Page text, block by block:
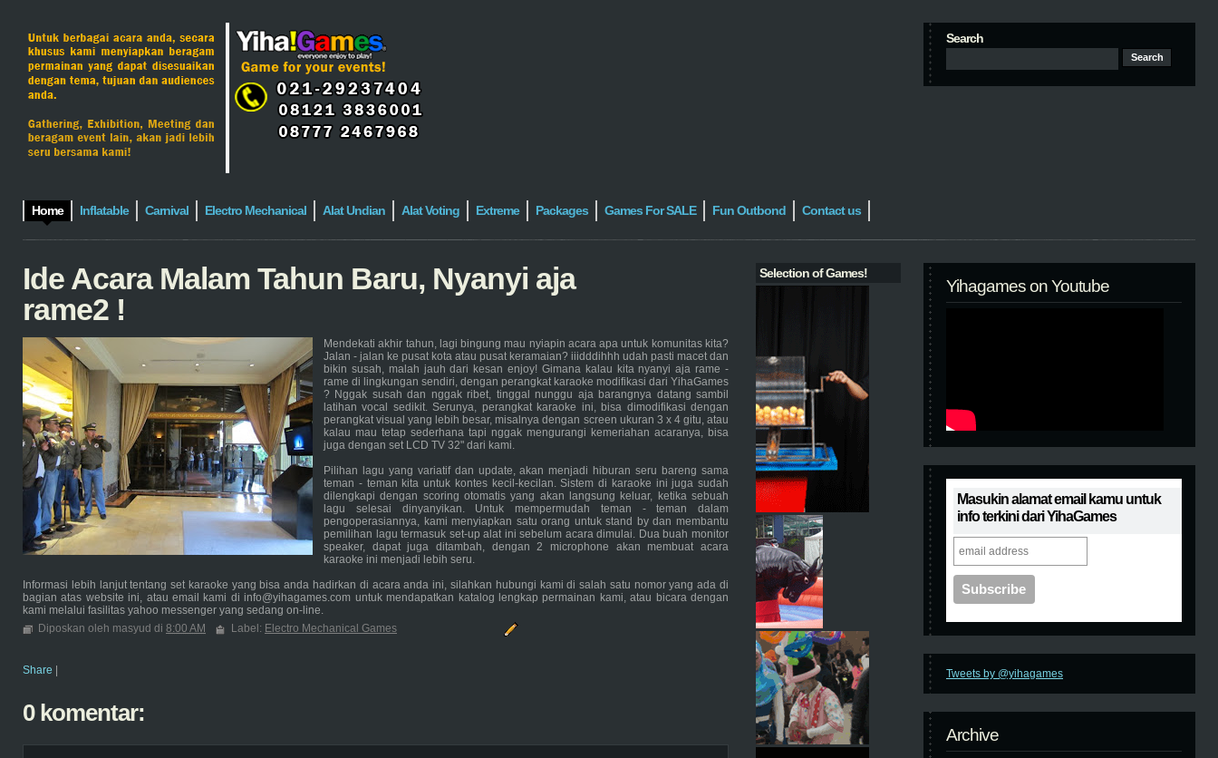
Search
Home Inflatable Carnival Electro Mechanical Alat Undian Alat Voting Extreme Packages Games For SALE Fun Outbond Contact us
Selection of Games!
Yihagames on Youtube
Masukin alamat email kamu untuk
info terkini dari YihaGames
Tweets by @yihagames
Archive
Ide Acara Malam Tahun Baru, Nyanyi aja
rame2 !
Mendekati akhir tahun, lagi bingung mau nyiapin acara apa untuk komunitas kita?
Jalan - jalan ke pusat kota atau pusat keramaian? iiidddihhh udah pasti macet dan
bikin susah, malah jauh dari kesan enjoy! Gimana kalau kita nyanyi aja rame -
rame di lingkungan sendiri, dengan perangkat karaoke modifikasi dari YihaGames
? Nggak susah dan nggak ribet, tinggal nunggu aja barangnya datang sambil
latihan vocal sedikit. Serunya, perangkat karaoke ini, bisa dimodifikasi dengan
perangkat visual yang lebih besar, misalnya dengan screen ukuran 3 x 4 gitu, atau
kalau mau tetap sederhana tapi nggak mengurangi kemeriahan acaranya, bisa
juga dengan set LCD TV 32" dari kami.
Pilihan lagu yang variatif dan update, akan menjadi hiburan seru bareng sama
teman - teman kita untuk kontes kecil-kecilan. Sistem di karaoke ini juga sudah
dilengkapi dengan scoring otomatis yang akan langsung keluar, ketika sebuah
lagu selesai dinyanyikan. Untuk mempermudah teman - teman dalam
pengoperasiannya, kami menyiapkan satu orang untuk stand by dan membantu
pemilihan lagu termasuk set-up alat ini sebelum acara dimulai. Dua buah monitor
speaker, dapat juga ditambah, dengan 2 microphone akan membuat acara
karaoke ini menjadi lebih seru.
Informasi lebih lanjut tentang set karaoke yang bisa anda hadirkan di acara anda ini, silahkan hubungi kami di salah satu nomor yang ada di
bagian atas website ini, atau email kami di info@yihagames.com untuk mendapatkan katalog lengkap permainan kami, atau bicara dengan
kami melalui fasilitas yahoo messenger yang sedang on-line.
Diposkan oleh masyud di 8:00 AM Label: Electro Mechanical Games
Share
0 komentar: